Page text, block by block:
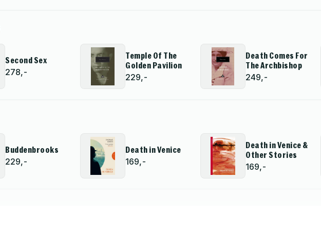
Second Sex
278,-
Temple Of The
Golden Pavilion
229,-
Death Comes For
The Archbishop
249,-
Buddenbrooks
229,-
Death in Venice
169,-
Death in Venice &
Other Stories
169,-